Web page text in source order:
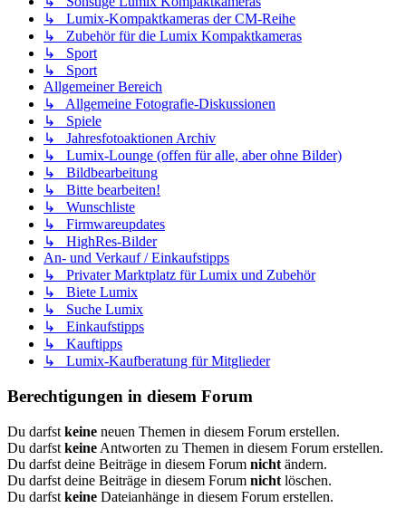
↳ Lumix-Kompaktkameras der CM-Reihe
↳ Zubehör für die Lumix Kompaktkameras
↳ Sport
↳ Sport
Allgemeiner Bereich
↳ Allgemeine Fotografie-Diskussionen
↳ Spiele
↳ Jahresfotoaktionen Archiv
↳ Lumix-Lounge (offen für alle, aber ohne Bilder)
↳ Bildbearbeitung
↳ Bitte bearbeiten!
↳ Wunschliste
↳ Firmwareupdates
↳ HighRes-Bilder
An- und Verkauf / Einkaufstipps
↳ Privater Marktplatz für Lumix und Zubehör
↳ Biete Lumix
↳ Suche Lumix
↳ Einkaufstipps
↳ Kauftipps
↳ Lumix-Kaufberatung für Mitglieder
Berechtigungen in diesem Forum
Du darfst keine neuen Themen in diesem Forum erstellen.
Du darfst keine Antworten zu Themen in diesem Forum erstellen.
Du darfst deine Beiträge in diesem Forum nicht ändern.
Du darfst deine Beiträge in diesem Forum nicht löschen.
Du darfst keine Dateianhänge in diesem Forum erstellen.